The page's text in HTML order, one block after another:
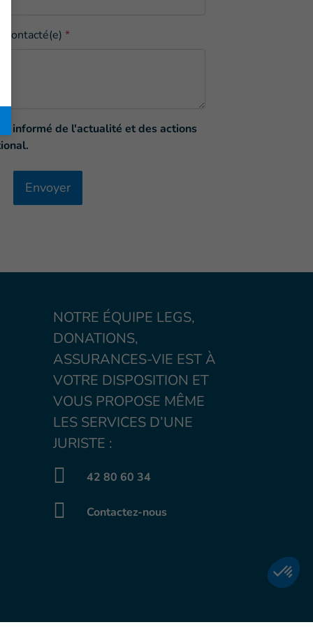
contacté(e) *
informé de l'actualité et des actions
Envoyer
NOTRE ÉQUIPE LEGS,
DONATIONS,
ASSURANCES-VIE EST À
VOTRE DISPOSITION ET
VOUS PROPOSE MÊME
LES SERVICES D’UNE
JURISTE :
42 80 60 34
Contactez-nous